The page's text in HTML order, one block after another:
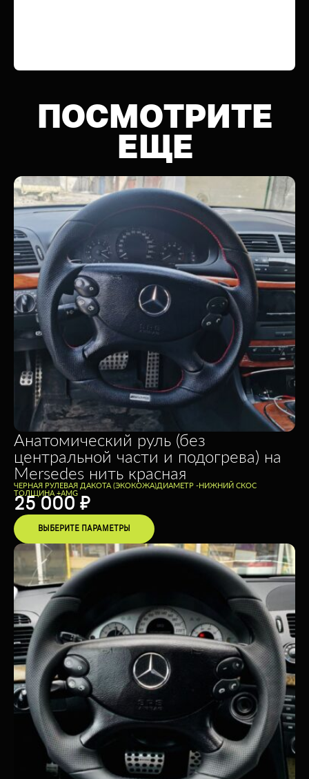
ПОСМОТРИТЕ
ЕЩЕ
Анатомический руль (без
центральной части и подогрева) на
Mersedes нить красная
ЧЕРНАЯ РУЛЕВАЯ ДАКОТА (ЭКОКОЖА)ДИАМЕТР -НИЖНИЙ СКОС
ТОЛЩИНА +AMG
25 000 ₽
ВЫБЕРИТЕ ПАРАМЕТРЫ